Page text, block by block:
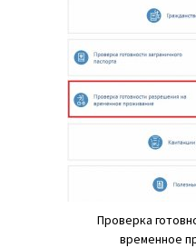
Проверка
временное